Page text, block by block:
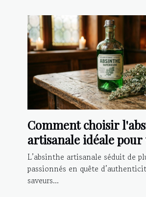
Comment choisir
artisanale idéale
palais ?
L’absinthe artisanale séduit de
passionnés en quête
saveurs...